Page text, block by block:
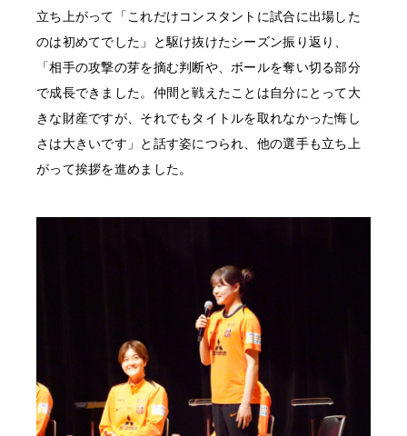
立ち上がって「これだけコンスタントに試合に出場した
のは初めてでした」と駆け抜けたシーズン振り返り、
「相手の攻撃の芽を摘む判断や、ボールを奪い切る部分
で成長できました。仲間と戦えたことは自分にとって大
きな財産ですが、それでもタイトルを取れなかった悔し
さは大きいです」と話す姿につられ、他の選手も立ち上
がって挨拶を進めました。